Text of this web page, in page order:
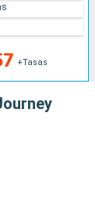
+Tasas